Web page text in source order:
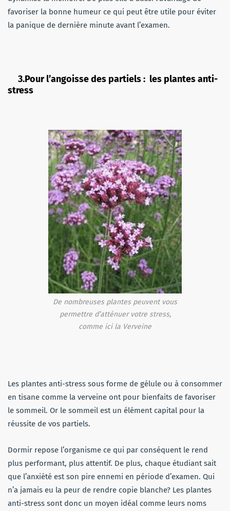
favoriser la bonne humeur ce qui peut être utile pour éviter
la panique de dernière minute avant l’examen.
3.Pour l’angoisse des partiels : les plantes anti-
stress
De nombreuses plantes peuvent vous
permettre d’atténuer votre stress,
comme ici la Verveine
Les plantes anti-stress sous forme de gélule ou à consommer
en tisane comme la verveine ont pour bienfaits de favoriser
le sommeil. Or le sommeil est un élément capital pour la
réussite de vos partiels.
Dormir repose l’organisme ce qui par conséquent le rend
plus performant, plus attentif. De plus, chaque étudiant sait
que l’anxiété est son pire ennemi en période d’examen. Qui
n’a jamais eu la peur de rendre copie blanche? Les plantes
anti-stress sont donc un moyen idéal comme leurs noms